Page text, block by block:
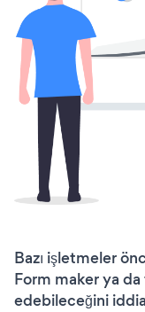
Bazı işletmeler
Form maker ya
edebileceğini